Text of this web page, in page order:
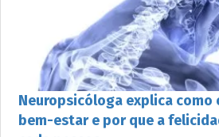
Neuropsicóloga explica como
bem-estar e por que a